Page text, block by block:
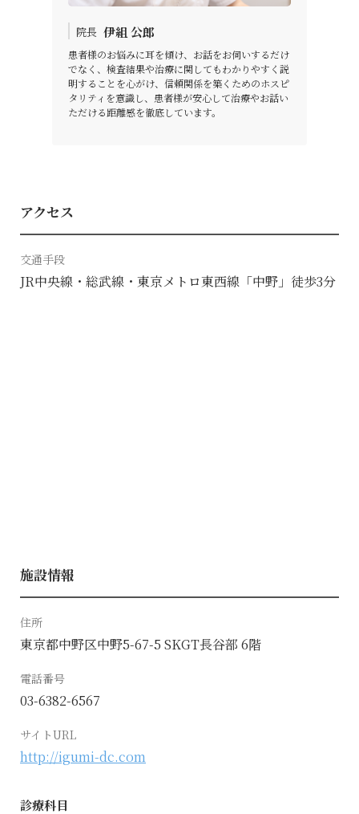
院長 伊組 公郎
患者様のお悩みに耳を傾け、お話をお伺いするだけ
でなく、検査結果や治療に関してもわかりやすく説
明することを心がけ、信頼関係を築くためのホスピ
タリティを意識し、患者様が安心して治療やお話い
ただける距離感を徹底しています。
アクセス
交通手段
JR中央線・総武線・東京メトロ東西線「中野」徒歩3分
施設情報
住所
東京都中野区中野5-67-5 SKGT長谷部 6階
電話番号
03-6382-6567
サイトURL
http://igumi-dc.com
診療科目